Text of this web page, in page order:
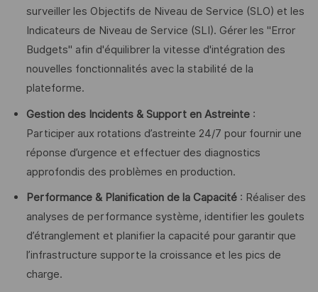
surveiller les Objectifs de Niveau de Service (SLO) et les
Indicateurs de Niveau de Service (SLI). Gérer les "Error
Budgets" afin d'équilibrer la vitesse d'intégration des
nouvelles fonctionnalités avec la stabilité de la
plateforme.
Gestion des Incidents & Support en Astreinte :
Participer aux rotations d’astreinte 24/7 pour fournir une
réponse d’urgence et effectuer des diagnostics
approfondis des problèmes en production.
Performance & Planification de la Capacité: Réaliser des
analyses de performance système, identifier les goulets
d’étranglement et planifier la capacité pour garantir que
l’infrastructure supporte la croissance et les pics de
charge.